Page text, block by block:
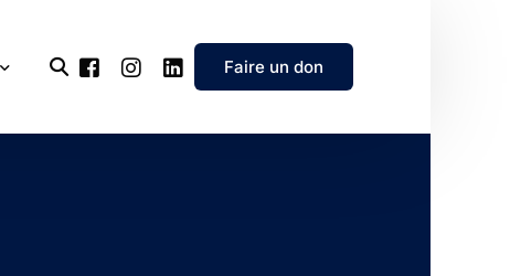
Faire un don